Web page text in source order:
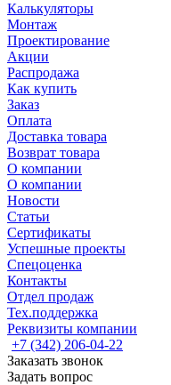
Калькуляторы
Монтаж
Проектирование
Акции
Распродажа
Как купить
Заказ
Оплата
Доставка товара
Возврат товара
О компании
О компании
Новости
Статьи
Сертификаты
Успешные проекты
Спецоценка
Контакты
Отдел продаж
Тех.поддержка
Реквизиты компании
+7 (342) 206-04-22
Заказать звонок
Задать вопрос